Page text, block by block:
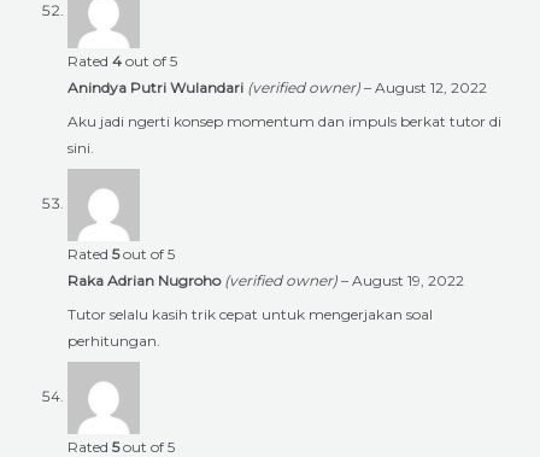
Rated 4 out of 5
Anindya Putri Wulandari (verified owner) – August 12, 2022
Aku jadi ngerti konsep momentum dan impuls berkat tutor di
sini.
Rated 5out of 5
Raka Adrian Nugroho (verified owner) – August 19, 2022
Tutor selalu kasih trik cepat untuk mengerjakan soal
perhitungan.
Rated 5out of 5